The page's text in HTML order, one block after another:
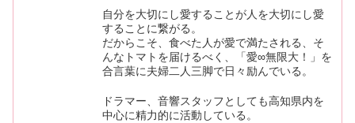
自分を大切にし愛することが人を大切にし愛
することに繋がる。
だからこそ、食べた人が愛で満たされる、そ
んなトマトを届けるべく、「愛∞無限大！」を
合言葉に夫婦二人三脚で日々励んでいる。
ドラマー、音響スタッフとしても高知県内を
中心に精力的に活動している。